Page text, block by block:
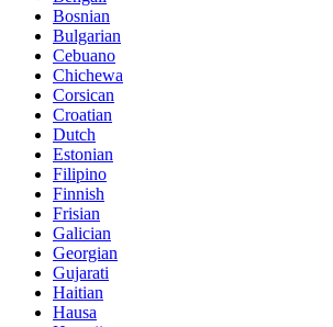
Bosnian
Bulgarian
Cebuano
Chichewa
Corsican
Croatian
Dutch
Estonian
Filipino
Finnish
Frisian
Galician
Georgian
Gujarati
Haitian
Hausa